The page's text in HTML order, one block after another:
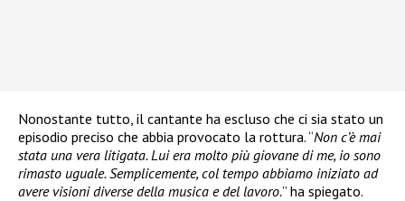
Nonostante tutto, il cantante ha escluso che ci sia stato un
episodio preciso che abbia provocato la rottura. “Non c’è mai
stata una vera litigata. Lui era molto più giovane di me, io sono
rimasto uguale. Semplicemente, col tempo abbiamo iniziato ad
avere visioni diverse della musica e del lavoro.” ha spiegato.